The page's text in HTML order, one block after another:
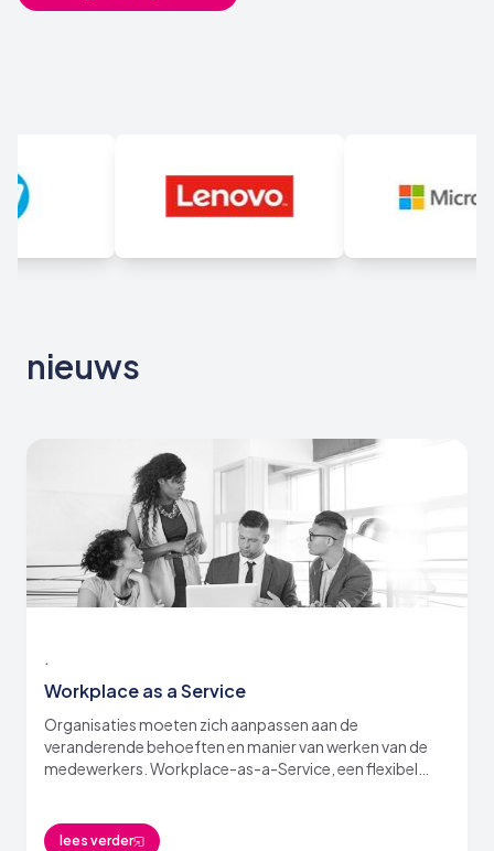
nieuws
.
Workplace as a Service
Organisaties moeten zich aanpassen aan de
veranderende behoeften en manier van werken van de
medewerkers. Workplace-as-a-Service, een flexibel
lees verder